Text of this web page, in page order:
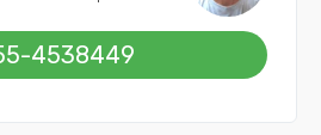
4538449